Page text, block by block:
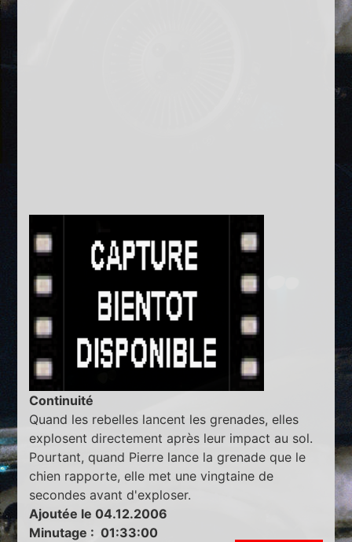
Continuité
Quand les rebelles lancent les grenades, elles
explosent directement après leur impact au sol.
Pourtant, quand Pierre lance la grenade que le
chien rapporte, elle met une vingtaine de
secondes avant d'exploser.
Ajoutée le 04.12.2006
Minutage : 01:33:00